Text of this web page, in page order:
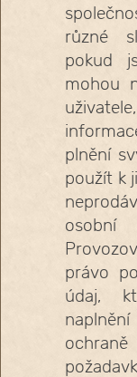
různé
pokud
mohou
plnění
použít k
osobní
právo
údaj,